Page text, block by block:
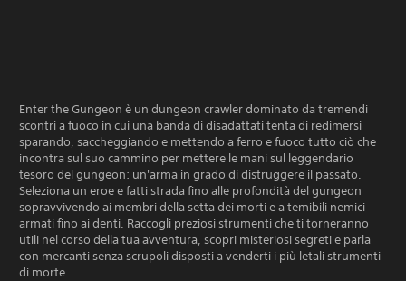
Enter the Gungeon è un dungeon crawler dominato da tremendi
scontri a fuoco in cui una banda di disadattati tenta di redimersi
sparando, saccheggiando e mettendo a ferro e fuoco tutto ciò che
incontra sul suo cammino per mettere le mani sul leggendario
tesoro del gungeon: un'arma in grado di distruggere il passato.
Seleziona un eroe e fatti strada fino alle profondità del gungeon
sopravvivendo ai membri della setta dei morti e a temibili nemici
armati fino ai denti. Raccogli preziosi strumenti che ti torneranno
utili nel corso della tua avventura, scopri misteriosi segreti e parla
con mercanti senza scrupoli disposti a venderti i più letali strumenti
di morte.